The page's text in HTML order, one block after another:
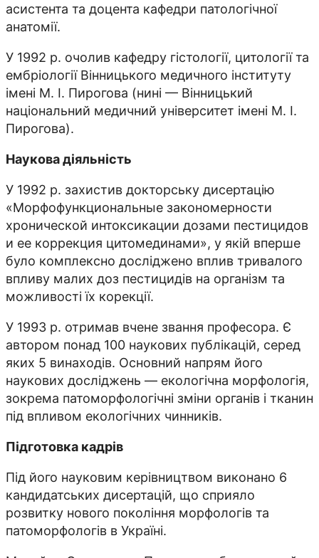
асистента та доцента кафедри патологічної
анатомії.
У 1992 р. очолив кафедру гістології, цитології та
ембріології Вінницького медичного інституту
імені М. І. Пирогова (нині — Вінницький
національний медичний університет імені М. І.
Пирогова).
Наукова діяльність
У 1992 р. захистив докторську дисертацію
«Морфофункциональные закономерности
хронической интоксикации дозами пестицидов
и ее коррекция цитомединами», у якій вперше
було комплексно досліджено вплив тривалого
впливу малих доз пестицидів на організм та
можливості їх корекції.
У 1993 р. отримав вчене звання професора. Є
автором понад 100 наукових публікацій, серед
яких 5 винаходів. Основний напрям його
наукових досліджень — екологічна морфологія,
зокрема патоморфологічні зміни органів і тканин
під впливом екологічних чинників.
Підготовка кадрів
Під його науковим керівництвом виконано 6
кандидатських дисертацій, що сприяло
розвитку нового покоління морфологів та
патоморфологів в Україні.